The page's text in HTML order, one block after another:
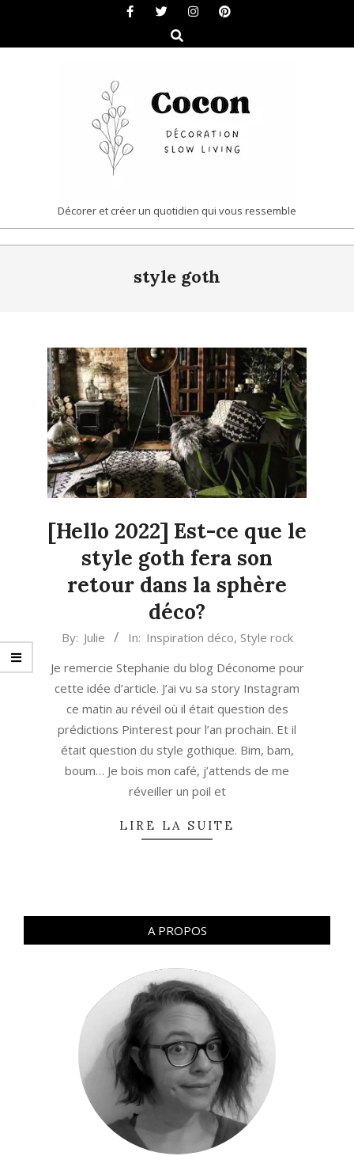
content
Search
COCON
|
DÉCORATION
LIVING
Décorer et créer un quotidien qui vous ressemble
style goth
[Hello 2022] Est-ce que le
style goth fera son
retour dans la sphère
déco?
2021-
08
By: Julie In: Inspiration déco, Style rock
Je remercie Stephanie du blog Déconome pour
cette idée d’article. J’ai vu sa story Instagram
ce matin au réveil où il était question des
prédictions Pinterest pour l’an prochain. Et il
était question du style gothique. Bim, bam,
boum… Je bois mon café, j’attends de me
réveiller un poil et
LIRE LA SUITE
A PROPOS